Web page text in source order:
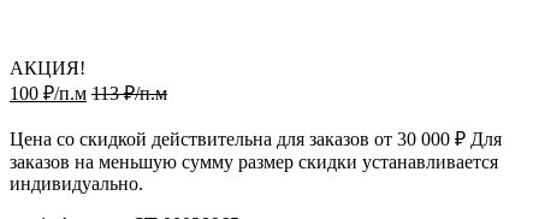
АКЦИЯ!
100 ₽/п.м 113 ₽/п.м
Цена со скидкой действительна для заказов от 30 000 ₽ Для
заказов на меньшую сумму размер скидки устанавливается
индивидуально.